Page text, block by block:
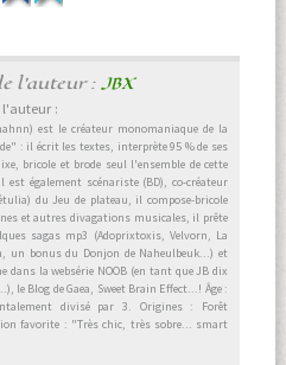
l'auteur :JBX
:
est le créateur monomaniaque de la
: il écrit les textes, interprète 95 % de ses
bricole et brode seul l'ensemble de cette
également scénariste (BD), co-créateur
du Jeu de plateau, il compose-bricole
et autres divagations musicales, il prête
sagas mp3 (Adoprixtoxis, Velvorn, La
un bonus du Donjon de Naheulbeuk...) et
dans la websérie NOOB (en tant que JB dix
le Blog de Gaea, Sweet Brain Effect...! Âge :
divisé par 3. Origines : Forêt
favorite : "Très chic, très sobre... smart